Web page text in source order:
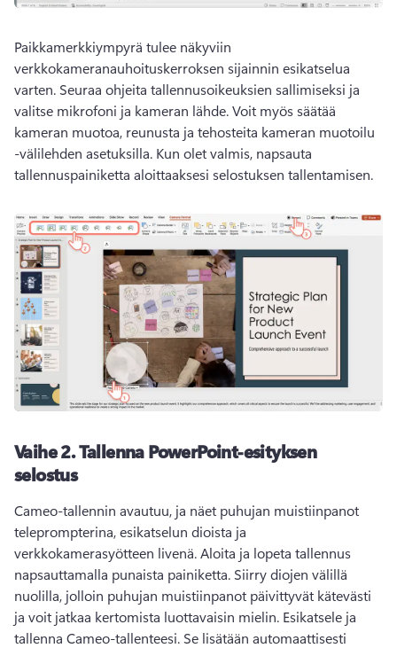
Paikkamerkkiympyrä tulee näkyviin
verkkokameranauhoituskerroksen sijainnin esikatselua
varten. Seuraa ohjeita tallennusoikeuksien sallimiseksi ja
valitse mikrofoni ja kameran lähde. Voit myös säätää
kameran muotoa, reunusta ja tehosteita kameran muotoilu
-välilehden asetuksilla. Kun olet valmis, napsauta
tallennuspainiketta aloittaaksesi selostuksen tallentamisen.
Vaihe 2.Tallenna PowerPoint-esityksen
selostus
Cameo-tallennin avautuu, ja näet puhujan muistiinpanot
teleprompterina, esikatselun dioista ja
verkkokamerasyötteen livenä. Aloita ja lopeta tallennus
napsauttamalla punaista painiketta. Siirry diojen välillä
nuolilla, jolloin puhujan muistiinpanot päivittyvät kätevästi
ja voit jatkaa kertomista luottavaisin mielin. Esikatsele ja
tallenna Cameo-tallenteesi. Se lisätään automaattisesti